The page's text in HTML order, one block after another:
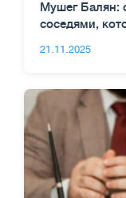
Мушег Балян:
соседями,
21.11.2025